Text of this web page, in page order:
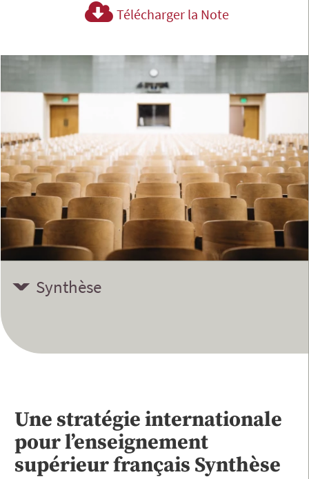
Télécharger la Note
Synthèse
Une stratégie internationale
pour l’enseignement
supérieur français Synthèse